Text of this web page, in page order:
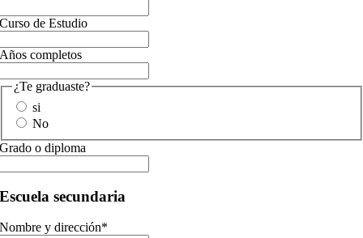
Curso de Estudio
Años completos
¿Te graduaste?
si
No
Grado o diploma
Escuela secundaria
Nombre y dirección*